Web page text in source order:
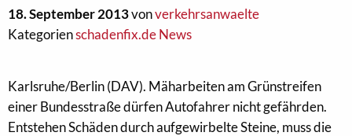
18. September 2013vonverkehrsanwaelte
Kategorienschadenfix.de News
Karlsruhe/Berlin (DAV). Mäharbeiten am Grünstreifen
einer Bundesstraße dürfen Autofahrer nicht gefährden.
Entstehen Schäden durch aufgewirbelte Steine, muss die